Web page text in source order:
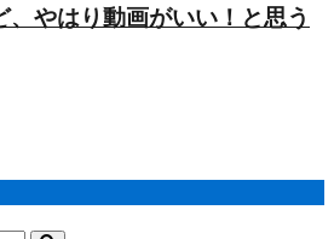
、やはり動画がいい！と思う